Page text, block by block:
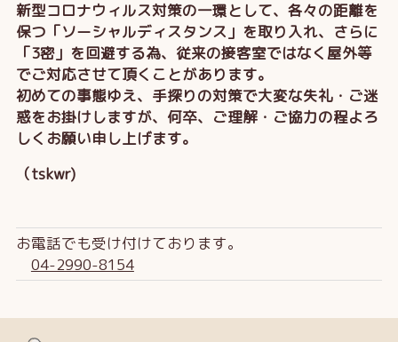
新型コロナウィルス対策の一環として、各々の距離を
保つ「ソーシャルディスタンス」を取り入れ、さらに
「3密」を回避する為、従来の接客室ではなく屋外等
でご対応させて頂くことがあります。
初めての事態ゆえ、手探りの対策で大変な失礼・ご迷
惑をお掛けしますが、何卒、ご理解・ご協力の程よろ
しくお願い申し上げます。
（tskwr)
お電話でも受け付けております。
04-2990-8154